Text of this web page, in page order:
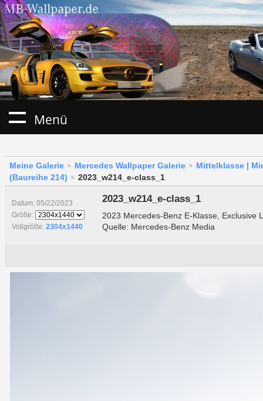
Menü
Meine Galerie Mercedes Wallpaper Galerie
Mittelklasse |
(Baureihe 214)
2023_w214_e-class_1
Datum: 05/22/2023
Größe:
Vollgröße: 2304x1440
2023_w214_e-class_1
2023 Mercedes-Benz E-Klasse, Exclusive
Quelle: Mercedes-Benz Media